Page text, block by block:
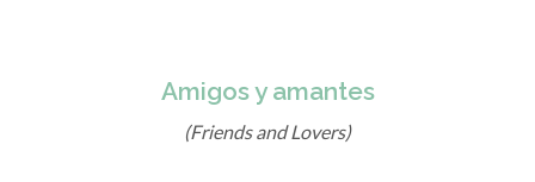
Amigos y amantes
(Friends and Lovers)